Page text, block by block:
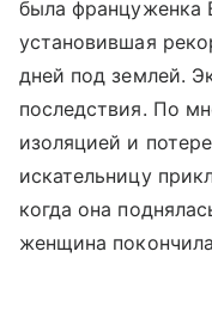
была француженка
установившая
дней под землей.
последствия. По
изоляцией и
искательницу
когда она
женщина